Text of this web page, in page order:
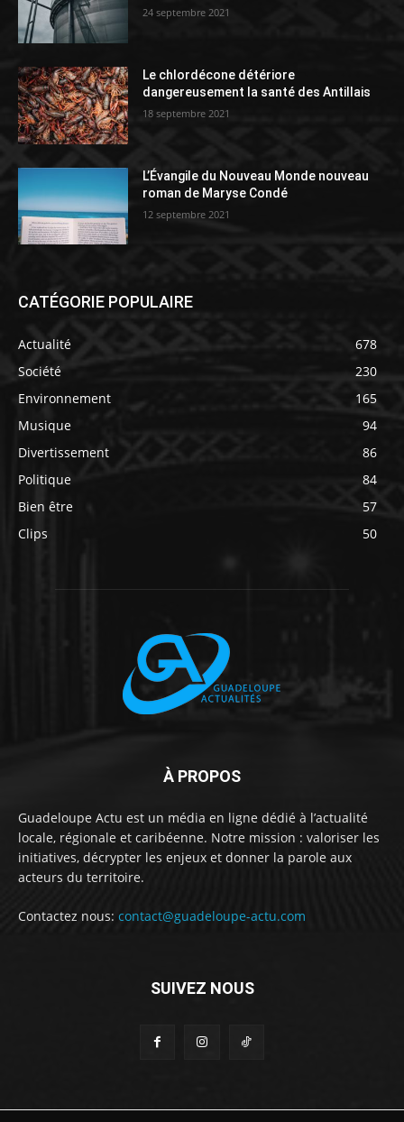
24 septembre 2021
Le chlordécone détériore
dangereusement la santé des Antillais
18 septembre 2021
L’Évangile du Nouveau Monde nouveau
roman de Maryse Condé
12 septembre 2021
CATÉGORIE POPULAIRE
Actualité
678
Société
230
Environnement
165
Musique
94
Divertissement
86
Politique
84
Bien être
57
Clips
50
À PROPOS
Guadeloupe Actu est un média en ligne dédié à l’actualité
locale, régionale et caribéenne. Notre mission : valoriser les
initiatives, décrypter les enjeux et donner la parole aux
acteurs du territoire.
Contactez nous: contact@guadeloupe-actu.com
SUIVEZ NOUS